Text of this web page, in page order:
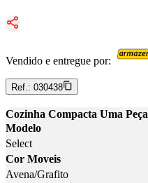
Vendido e entregue por:
Ref.: 030438
Cozinha Compacta Uma Peça
Modelo
Select
Cor Moveis
Avena/Grafito